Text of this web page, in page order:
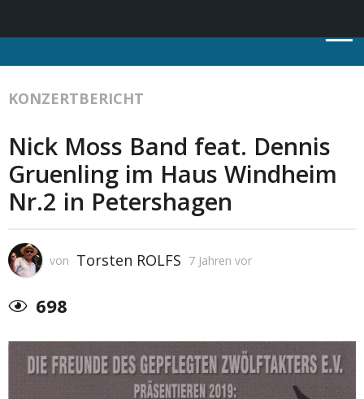
KONZERTBERICHT
Nick Moss Band feat. Dennis
Gruenling im Haus Windheim
Nr.2 in Petershagen
von Torsten ROLFS 7 Jahren vor
698